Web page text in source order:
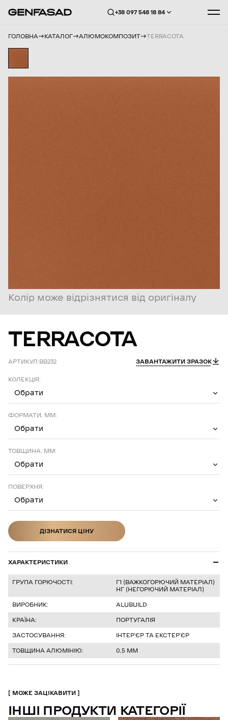
+38 097 548 18 84
ГОЛОВНА КАТАЛОГ АЛЮМОКОМПОЗИТ TERRACOTA
Колір може відрізнятися від оригіналу
TERRACOTA
АРТИКУЛ:BB232 ЗАВАНТАЖИТИ ЗРАЗОК
КОЛЕКЦІЯ:
Обрати
ФОРМАТИ, ММ:
Обрати
ТОВЩИНА, ММ:
Обрати
ПОВЕРХНЯ:
Обрати
ДІЗНАТИСЯ ЦІНУ
ХАРАКТЕРИСТИКИ
ГРУПА ГОРЮЧОСТІ:
Г1 (ВАЖКОГОРЮЧИЙ МАТЕРІАЛ)
НГ (НЕГОРЮЧИЙ МАТЕРІАЛ)
ВИРОБНИК:
ALUBUILD
КРАЇНА:
ПОРТУГАЛІЯ
ЗАСТОСУВАННЯ:
ІНТЕРʼЄР ТА ЕКСТЕРʼЄР
ТОВЩИНА АЛЮМІНІЮ:
0,5 ММ
МОЖЕ ЗАЦІКАВИТИ
ІНШІ ПРОДУКТИ КАТЕГОРІЇ